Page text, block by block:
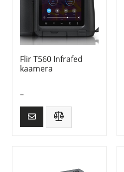
Flir T560 Infrafed
kaamera
–